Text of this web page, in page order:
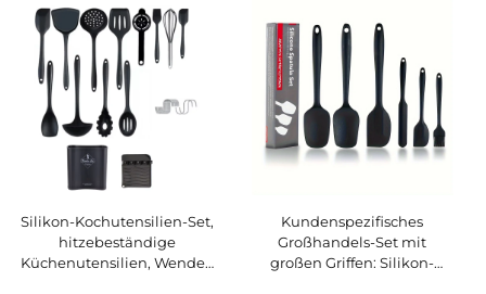
Silikon-Kochutensilien-Set,
hitzebeständige
Küchenutensilien, Wender,
Kundenspezifisches
Großhandels-Set mit
großen Griffen: Silikon-